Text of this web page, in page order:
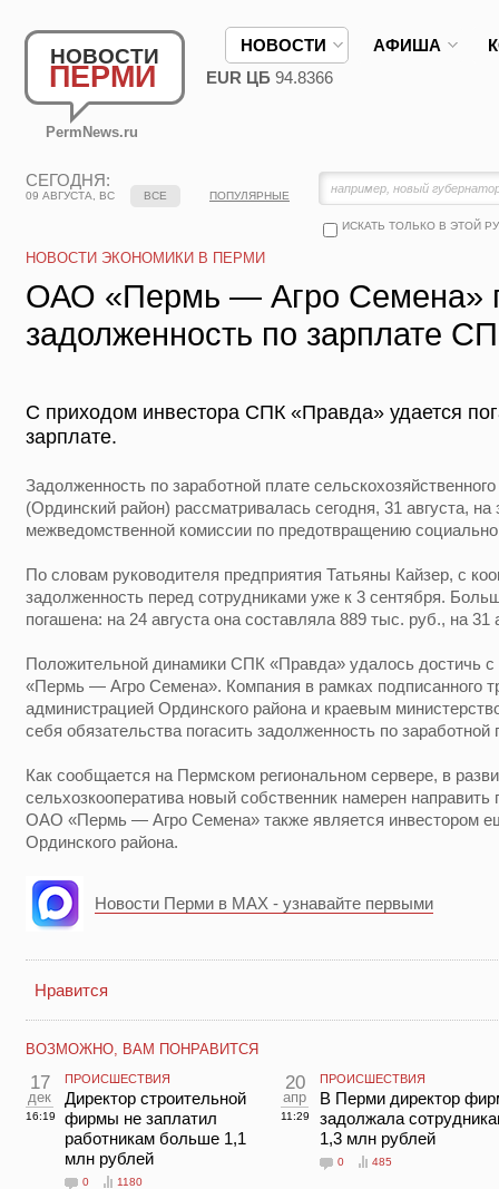
НОВОСТИ
ПЕРМИ
PermNews.ru
НОВОСТИ АФИША
EUR ЦБ 94.8366
СЕГОДНЯ:
09 АВГУСТА, ВС
ИСКАТЬ ТОЛЬКО В ЭТОЙ
ВСЕ ПОПУЛЯРНЫЕ
НОВОСТИ ЭКОНОМИКИ В ПЕРМИ
ОАО «Пермь — Агро Семена»
задолженность по зарплате
С приходом инвестора СПК «Правда» удается
зарплате.
Задолженность по заработной плате
(Ординский район) рассматривалась сегодня, 31 августа, на
межведомственной комиссии по предотвращению
По словам руководителя предприятия Татьяны Кайзер, с
задолженность перед сотрудниками уже к 3 сентября.
погашена: на 24 августа она составляла 889 тыс. руб., на
Положительной динамики СПК «Правда» удалось достичь
«Пермь — Агро Семена». Компания в рамках подписанного
администрацией Ординского района и краевым
себя обязательства погасить задолженность по
Как сообщается на Пермском региональном сервере, в
сельхозкооператива новый собственник намерен
ОАО «Пермь — Агро Семена» также является инвестором
Ординского района.
Новости Перми в MAX - узнавайте первыми
Нравится
ВОЗМОЖНО, ВАМ ПОНРАВИТСЯ
17
дек
16:19
ПРОИСШЕСТВИЯ
Директор строительной
фирмы не заплатил
работникам больше 1,1
млн рублей
0 1180
20
апр
11:29
ПРОИСШЕСТВИЯ
В Перми директор
задолжала
1,3 млн рублей
0 485